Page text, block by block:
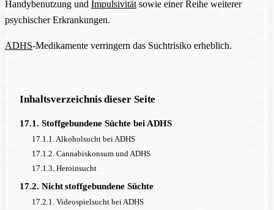
Handybenutzung und Impulsivität sowie einer Reihe weiterer
psychischer Erkrankungen.
ADHS-Medikamente verringern das Suchtrisiko erheblich.
Inhaltsverzeichnis dieser Seite
17.1. Stoffgebundene Süchte bei ADHS
17.1.1. Alkoholsucht bei ADHS
17.1.2. Cannabiskonsum und ADHS
17.1.3. Heroinsucht
17.2. Nicht stoffgebundene Süchte
17.2.1. Videospielsucht bei ADHS